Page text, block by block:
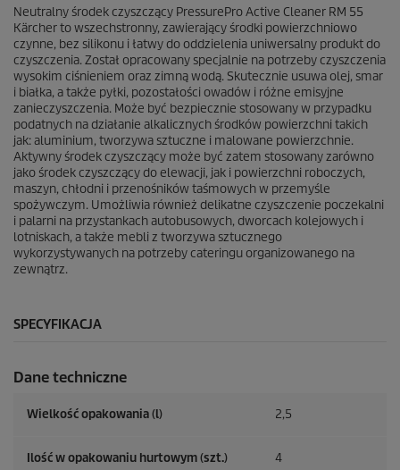
R
e
c
e
n
z
j
a
Neutralny środek czyszczący PressurePro Active Cleaner RM 55
Kärcher to wszechstronny, zawierający środki powierzchniowo
czynne, bez silikonu i łatwy do oddzielenia uniwersalny produkt do
czyszczenia. Został opracowany specjalnie na potrzeby czyszczenia
wysokim ciśnieniem oraz zimną wodą. Skutecznie usuwa olej, smar
i białka, a także pyłki, pozostałości owadów i różne emisyjne
zanieczyszczenia. Może być bezpiecznie stosowany w przypadku
podatnych na działanie alkalicznych środków powierzchni takich
jak: aluminium, tworzywa sztuczne i malowane powierzchnie.
Aktywny środek czyszczący może być zatem stosowany zarówno
jako środek czyszczący do elewacji, jak i powierzchni roboczych,
maszyn, chłodni i przenośników taśmowych w przemyśle
spożywczym. Umożliwia również delikatne czyszczenie poczekalni
i palarni na przystankach autobusowych, dworcach kolejowych i
lotniskach, a także mebli z tworzywa sztucznego
wykorzystywanych na potrzeby cateringu organizowanego na
zewnątrz.
SPECYFIKACJA
Dane techniczne
Wielkość opakowania (l) 2,5
Ilość w opakowaniu hurtowym (szt.) 4